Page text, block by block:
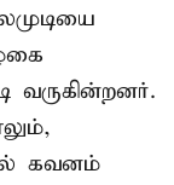
வருகின்றனர்.
கவனம்